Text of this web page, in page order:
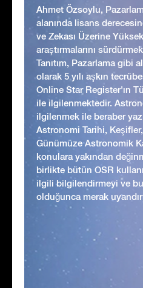
Ahmet Özsoylu,
alanında lisans
ve Zekası Üzerine
araştırmalarını
Tanıtım, Pazarlama gibi
olarak 5 yılı aşkın
Online Star Register'ın
ile ilgilenmektedir.
ilgilenmek ile beraber
Astronomi Tarihi,
Günümüze Astronomik
konulara yakından
birlikte bütün OSR
ilgili bilgilendirmeyi ve
olduğunca merak